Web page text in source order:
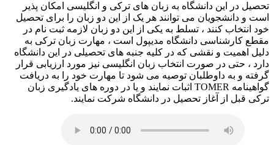
تحصیل در این دانشگاه به زبان های ترکی و انگلیسی امکان پذیر
است و دانشجویان می توانند هر یک از این دو زبان را برای تحصیل
خود انتخاب کنند ، تسلط به یکی از این دو زبان لازمه ثبت نام در
مقطع کارشناسی دانشگاه مدیپول است ، مهارت زبان ترکی به
دلیل اهمیت و نقشی که در کلیه جنبه های تحصیلی در این دانشگاه
دارد ، حتی در صورت انتخاب زبان انگلیسی نیز مورد ارزیابی قرار
گرفته و به داوطلبان توصیه می شود تا مهارت خود را به دریافت
گواهینامه TOMER اثبات نمایند و یا در دوره های یادگیری زبان
ترکی قبل از آغاز تحصیل در دانشگاه شرکت نمایند.